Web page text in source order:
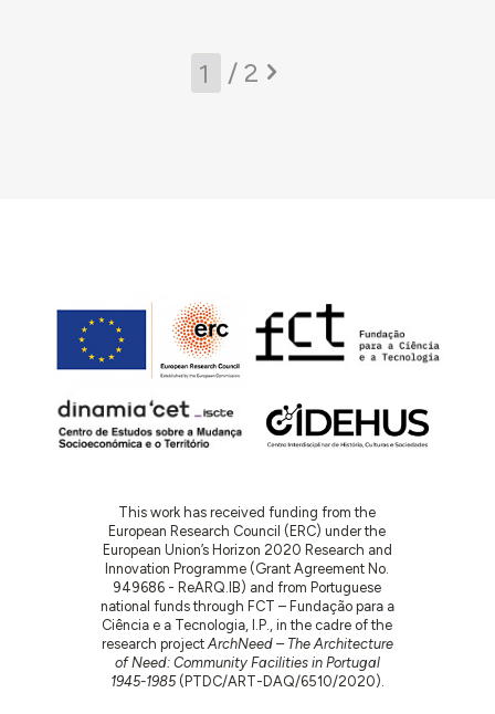
/ 2
This work has received funding from the
European Research Council (ERC) under the
European Union’s Horizon 2020 Research and
Innovation Programme (Grant Agreement No.
949686 - ReARQ.IB) and from Portuguese
national funds through FCT – Fundação para a
Ciência e a Tecnologia, I.P., in the cadre of the
research project ArchNeed – The Architecture
of Need: Community Facilities in Portugal
1945-1985(PTDC/ART-DAQ/6510/2020).